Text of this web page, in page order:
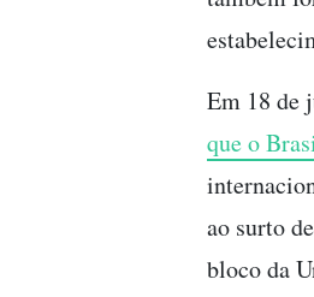
Em 18 de
que o
ao surto
bloco da